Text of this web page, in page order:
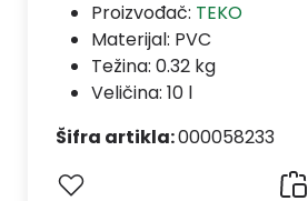
Proizvođač: TEKO
Materijal: PVC
Težina: 0.32 kg
Veličina: 10 l
Šifra artikla:000058233